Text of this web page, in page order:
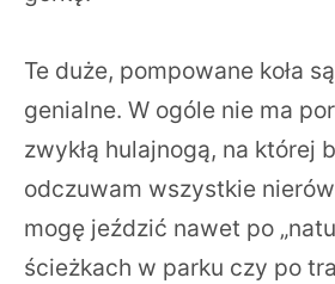
Te duże, pompowane koła
genialne. W ogóle nie ma
zwykłą hulajnogą, na której
odczuwam wszystkie
mogę jeździć nawet po
ścieżkach w parku czy po